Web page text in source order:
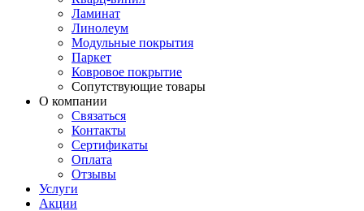
Ламинат
Линолеум
Модульные покрытия
Паркет
Ковровое покрытие
Сопутствующие товары
О компании
Связаться
Контакты
Сертификаты
Оплата
Отзывы
Услуги
Акции